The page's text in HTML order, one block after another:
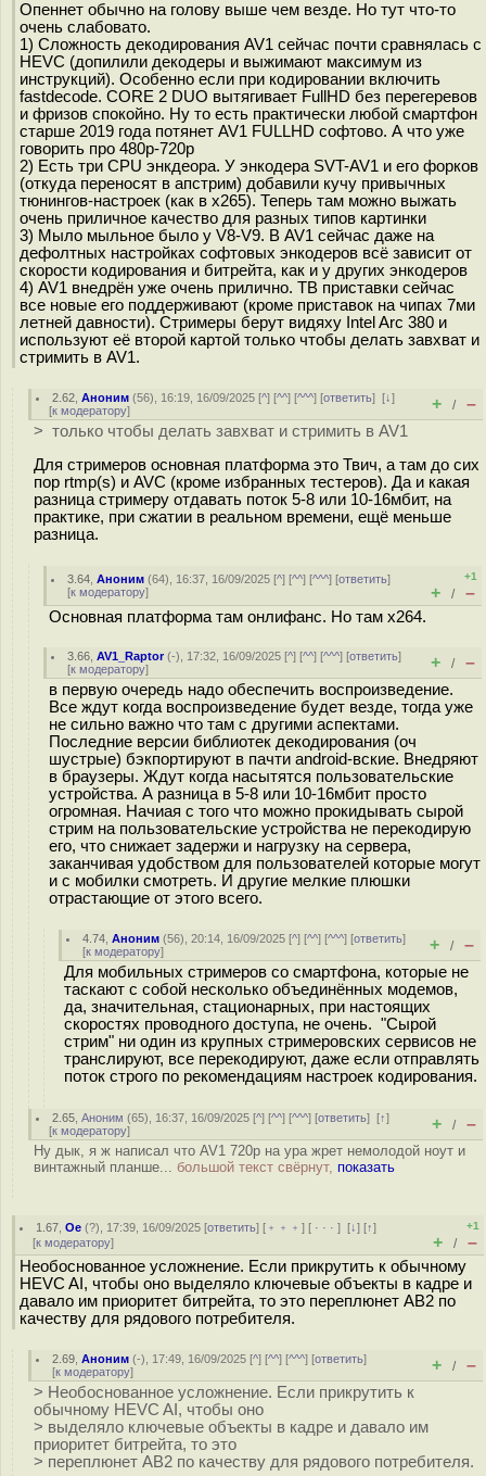
Опеннет обычно на голову выше чем везде. Но тут что-то
очень слабовато.
1) Сложность декодирования AV1 сейчас почти сравнялась с
HEVC (допилили декодеры и выжимают максимум из
инструкций). Особенно если при кодировании включить
fastdecode. CORE 2 DUO вытягивает FullHD без перегеревов
и фризов спокойно. Ну то есть практически любой смартфон
старше 2019 года потянет AV1 FULLHD софтово. А что уже
говорить про 480p-720p
2) Есть три CPU энкдеора. У энкодера SVT-AV1 и его форков
(откуда переносят в апстрим) добавили кучу привычных
тюнингов-настроек (как в x265). Теперь там можно выжать
очень приличное качество для разных типов картинки
3) Мыло мыльное было у V8-V9. В AV1 сейчас даже на
дефолтных настройках софтовых энкодеров всё зависит от
скорости кодирования и битрейта, как и у других энкодеров
4) AV1 внедрён уже очень прилично. ТВ приставки сейчас
все новые его поддерживают (кроме приставок на чипах 7ми
летней давности). Стримеры берут видяху Intel Arc 380 и
используют её второй картой только чтобы делать завхват и
стримить в AV1.
2.62 ,Аноним (56), 16:19, 16/09/2025 [^] [^^] [^^^] [ответить][↓]
[к модератору] + / –
> только чтобы делать завхват и стримить в AV1
Для стримеров основная платформа это Твич, а там до сих
пор rtmp(s) и AVC (кроме избранных тестеров). Да и какая
разница стримеру отдавать поток 5-8 или 10-16мбит, на
практике, при сжатии в реальном времени, ещё меньше
разница.
3.64 ,Аноним (64), 16:37, 16/09/2025 [^] [^^] [^^^] [ответить]
[к модератору]
+1
+ / –
Основная платформа там онлифанс. Но там х264.
3.66 ,AV1_Raptor(-), 17:32, 16/09/2025 [^] [^^] [^^^] [ответить]
[к модератору] + / –
в первую очередь надо обеспечить воспроизведение.
Все ждут когда воспроизведение будет везде, тогда уже
не сильно важно что там с другими аспектами.
Последние версии библиотек декодирования (оч
шустрые) бэкпортируют в пачти android-вские. Внедряют
в браузеры. Ждут когда насытятся пользовательские
устройства. А разница в 5-8 или 10-16мбит просто
огромная. Начиая с того что можно прокидывать сырой
стрим на пользовательские устройства не перекодирую
его, что снижает задержи и нагрузку на сервера,
заканчивая удобством для пользователей которые могут
и с мобилки смотреть. И другие мелкие плюшки
отрастающие от этого всего.
4.74 ,Аноним (56), 20:14, 16/09/2025 [^] [^^] [^^^] [ответить]
[к модератору] + / –
Для мобильных стримеров со смартфона, которые не
таскают с собой несколько объединённых модемов,
да, значительная, стационарных, при настоящих
скоростях проводного доступа, не очень. "Сырой
стрим" ни один из крупных стримеровских сервисов не
транслируют, все перекодируют, даже если отправлять
поток строго по рекомендациям настроек кодирования.
2.65 ,Аноним (65), 16:37, 16/09/2025 [^] [^^] [^^^] [ответить][↑]
[к модератору] + / –
Ну дык, я ж написал что AV1 720p на ура жрет немолодой ноут и
винтажный планше... большой текст свёрнут, показать
1.67 ,Oe (?), 17:39, 16/09/2025 [ответить] [ ﹢﹢﹢] [ · · ·][↓] [↑]
[к модератору]
+1
+ / –
Необоснованное усложнение. Если прикрутить к обычному
HEVC AI, чтобы оно выделяло ключевые объекты в кадре и
давало им приоритет битрейта, то это переплюнет АВ2 по
качеству для рядового потребителя.
2.69 ,Аноним (-), 17:49, 16/09/2025 [^] [^^] [^^^] [ответить]
[к модератору] + / –
> Необоснованное усложнение. Если прикрутить к
обычному HEVC AI, чтобы оно
> выделяло ключевые объекты в кадре и давало им
приоритет битрейта, то это
> переплюнет АВ2 по качеству для рядового потребителя.